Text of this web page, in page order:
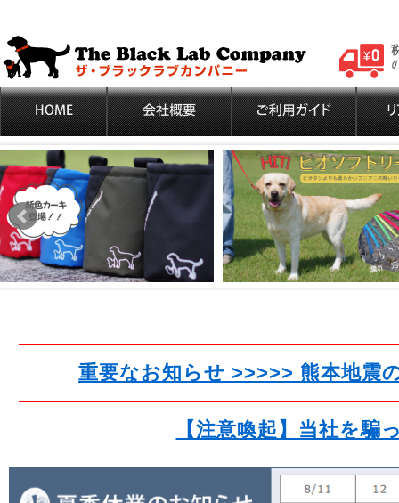
重要なお知らせ >>>>> 熊本地震
【注意喚起】当社を